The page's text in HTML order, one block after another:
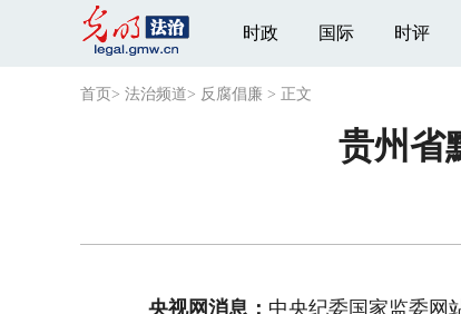
时政 国际 时评
首页 > 法治频道> 反腐倡廉 > 正文
贵州省
央视网消息： 中央纪委国家监委网